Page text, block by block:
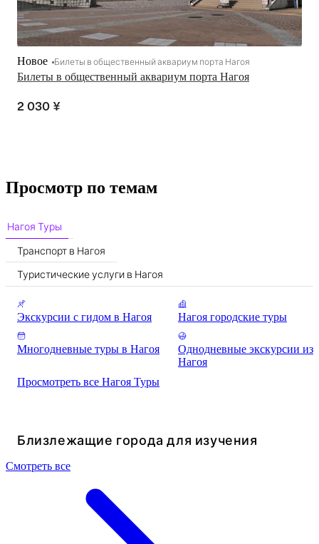
Билеты в общественный аквариум порта Нагоя
Новое Билеты в общественный аквариум порта Нагоя
2 030 ¥
Просмотр по темам
Нагоя Туры
Транспорт в Нагоя
Туристические услуги в Нагоя
Экскурсии с гидом в Нагоя Нагоя городские туры
Многодневные туры в Нагоя
Однодневные экскурсии из
Нагоя
Просмотреть все Нагоя Туры
Близлежащие города для изучения
Смотреть все